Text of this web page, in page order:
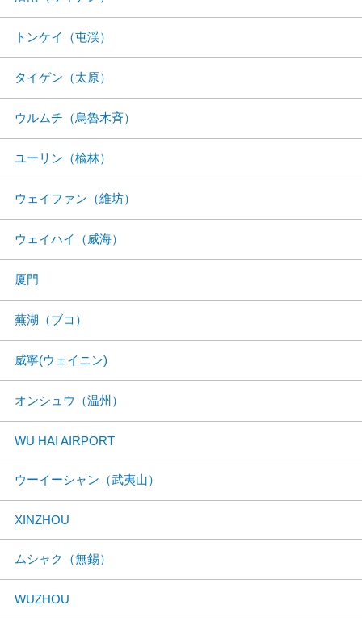
トンケイ（屯渓）
タイゲン（太原）
ウルムチ（烏魯木斉）
ユーリン（楡林）
ウェイファン（維坊）
ウェイハイ（威海）
厦門
蕪湖（ブコ）
威寧(ウェイニン)
オンシュウ（温州）
WU HAI AIRPORT
ウーイーシャン（武夷山）
XINZHOU
ムシャク（無錫）
WUZHOU